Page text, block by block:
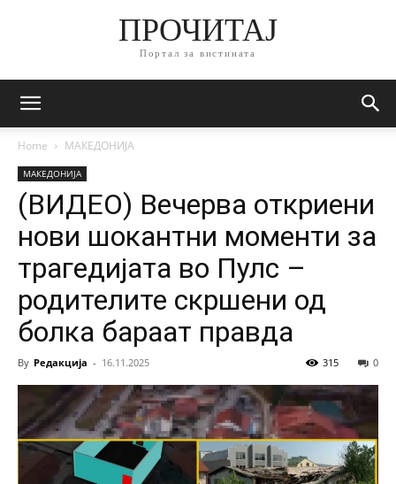
ПРОЧИТАЈ
Портал за вистината
Home МАКЕДОНИЈА
МАКЕДОНИЈА
(ВИДЕО) Вечерва откриени
нови шокантни моменти за
трагедијата во Пулс –
родителите скршeни од
болка бараат правда
By Редакција - 16.11.2025 0
315